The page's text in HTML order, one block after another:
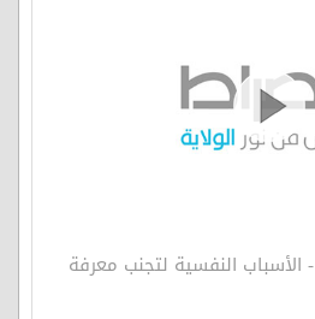
مصباح الهداية 276 - الأسباب النفسية لتجنب معرفة